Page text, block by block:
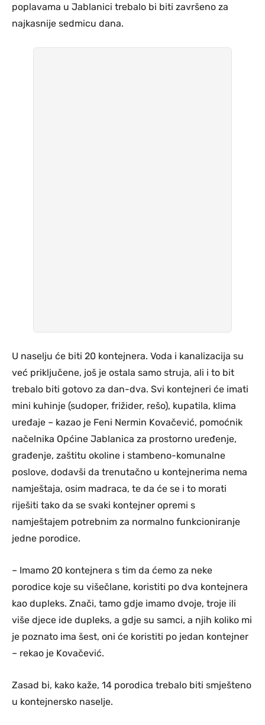
poplavama u Jablanici trebalo bi biti završeno za
najkasnije sedmicu dana.
U naselju će biti 20 kontejnera. Voda i kanalizacija su
već priključene, još je ostala samo struja, ali i to bit
trebalo biti gotovo za dan-dva. Svi kontejneri će imati
mini kuhinje (sudoper, frižider, rešo), kupatila, klima
uređaje – kazao je Feni Nermin Kovačević, pomoćnik
načelnika Općine Jablanica za prostorno uređenje,
građenje, zaštitu okoline i stambeno-komunalne
poslove, dodavši da trenutačno u kontejnerima nema
namještaja, osim madraca, te da će se i to morati
riješiti tako da se svaki kontejner opremi s
namještajem potrebnim za normalno funkcioniranje
jedne porodice.
– Imamo 20 kontejnera s tim da ćemo za neke
porodice koje su višečlane, koristiti po dva kontejnera
kao dupleks. Znači, tamo gdje imamo dvoje, troje ili
više djece ide dupleks, a gdje su samci, a njih koliko mi
je poznato ima šest, oni će koristiti po jedan kontejner
– rekao je Kovačević.
Zasad bi, kako kaže, 14 porodica trebalo biti smješteno
u kontejnersko naselje.